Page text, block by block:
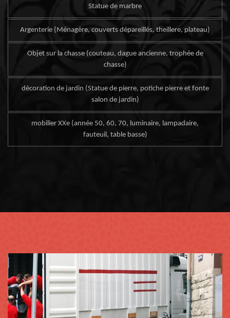
Statue de marbre
Argenterie (Ménagère, couverts dépareillés, theillere, plateau)
Objet sur la chasse (couteau, dague ancienne, trophée de
chasse)
décoration de jardin (Statue de pierre, potiche pierre et fonte
salon de jardin)
mobilier XXe (année 50, 60, 70, luminaire, lampadaire,
fauteuil, table basse)